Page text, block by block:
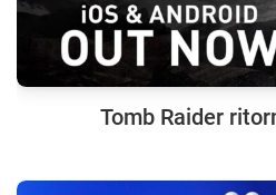
Tomb Raider